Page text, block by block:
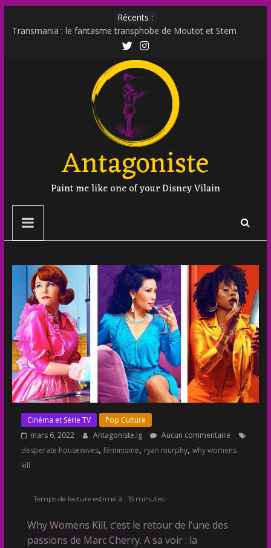
Récents :
Transmania : le fantasme transphobe de Moutot et Stern
Muscle Mommy : analyse d’un phénomène venu des social
Militer sur le net est-il un non sens ?
Outing et photographie : comment faire ?
Transphobie décomplexée : débunkage d’un discours
Antagoniste
Paint me like one of your Disney Vilain
Cinéma et Série TV
Pop Culture
mars 6, 2022
Antagoniste.ig
Aucun commentaire
desperate housewives, féminisme, ryan murphy, why womens
kill
Temps de lecture estimé à : 15minutes
Why Womens Kill, c’est le retour de l’une des
passions de Marc Cherry. A sa voir : la